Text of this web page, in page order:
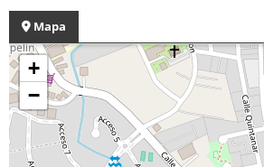
Mapa
+
−